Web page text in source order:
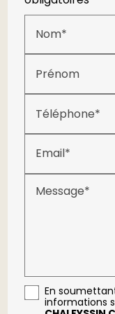
Nom*
Prénom
Téléphone*
Email*
Message*
En
informations